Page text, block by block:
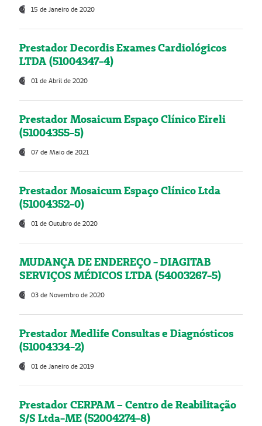
15 de Janeiro de 2020
Prestador Decordis Exames Cardiológicos
LTDA (51004347-4)
01 de Abril de 2020
Prestador Mosaicum Espaço Clínico Eireli
(51004355-5)
07 de Maio de 2021
Prestador Mosaicum Espaço Clínico Ltda
(51004352-0)
01 de Outubro de 2020
MUDANÇA DE ENDEREÇO - DIAGITAB
SERVIÇOS MÉDICOS LTDA (54003267-5)
03 de Novembro de 2020
Prestador Medlife Consultas e Diagnósticos
(51004334-2)
01 de Janeiro de 2019
Prestador CERPAM – Centro de Reabilitação
S/S Ltda-ME (52004274-8)